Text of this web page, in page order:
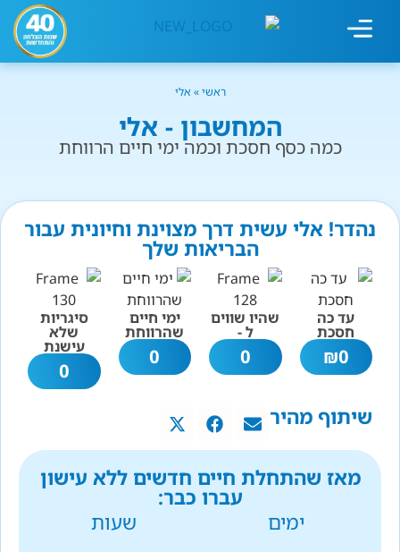
ראשי» אלי
המחשבון - אלי
כמה כסף חסכת וכמה ימי חיים הרווחת
נהדר! אלי עשית דרך מצוינת וחיונית עבור
הבריאות שלך
עד כה
חסכת
0
₪
שהיו שווים
ל -
0
ימי חיים
שהרווחת
0
סיגריות
שלא
עישנת
0
שיתוף מהיר
מאז שהתחלת חיים חדשים ללא עישון
עברו כבר:
ימים
שעות